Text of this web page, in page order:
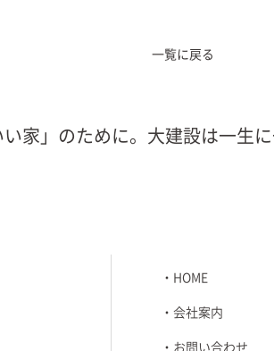
一覧に戻る
家」のために。大建設は一生
HOME
会社案内
お問い合わせ